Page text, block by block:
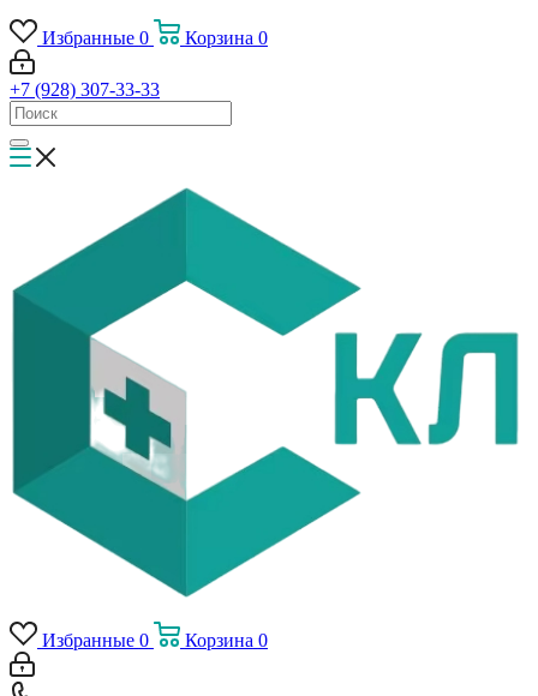
Избранные 0 Корзина 0
+7 (928) 307-33-33
Избранные 0 Корзина 0